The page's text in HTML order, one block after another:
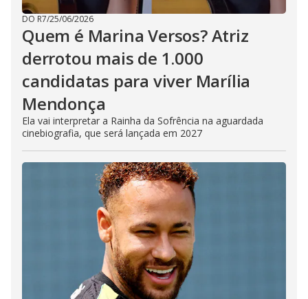
DO R7/25/06/2026
Quem é Marina Versos? Atriz
derrotou mais de 1.000
candidatas para viver Marília
Mendonça
Ela vai interpretar a Rainha da Sofrência na aguardada
cinebiografia, que será lançada em 2027